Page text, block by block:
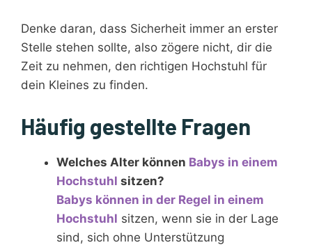
Denke daran, dass Sicherheit immer an erster
Stelle stehen sollte, also zögere nicht, dir die
Zeit zu nehmen, den richtigen Hochstuhl für
dein Kleines zu finden.
Häufig gestellte Fragen
Welches Alter können Babys in einem
Hochstuhl sitzen?
Babys können in der Regel in einem
Hochstuhl sitzen, wenn sie in der Lage
sind, sich ohne Unterstützung